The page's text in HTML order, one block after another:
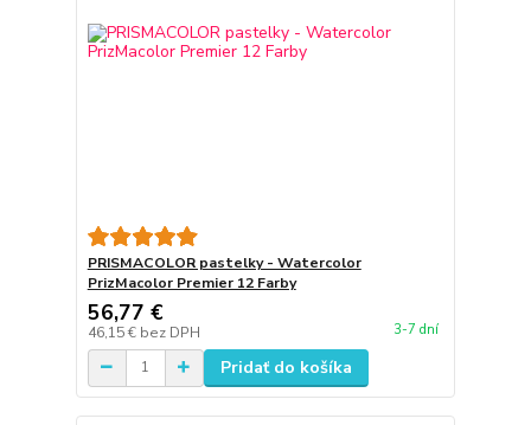
PRISMACOLOR pastelky - Watercolor
PrizMacolor Premier 12 Farby
56,77 €
46,15 € bez DPH 3-7 dní
Pridať do košíka